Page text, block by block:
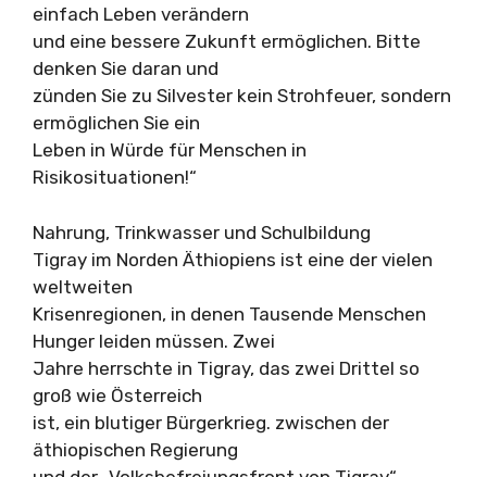
einfach Leben verändern
und eine bessere Zukunft ermöglichen. Bitte
denken Sie daran und
zünden Sie zu Silvester kein Strohfeuer, sondern
ermöglichen Sie ein
Leben in Würde für Menschen in
Risikosituationen!“
Nahrung, Trinkwasser und Schulbildung
Tigray im Norden Äthiopiens ist eine der vielen
weltweiten
Krisenregionen, in denen Tausende Menschen
Hunger leiden müssen. Zwei
Jahre herrschte in Tigray, das zwei Drittel so
groß wie Österreich
ist, ein blutiger Bürgerkrieg. zwischen der
äthiopischen Regierung